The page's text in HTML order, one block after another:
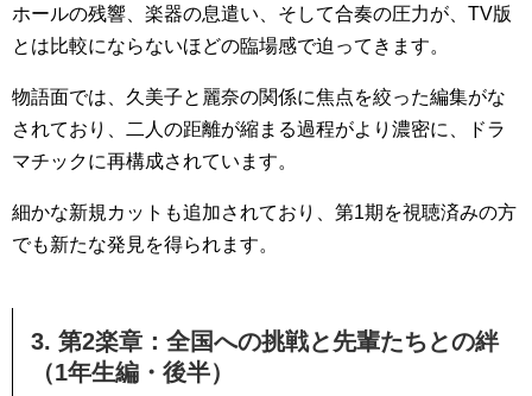
ホールの残響、楽器の息遣い、そして合奏の圧力が、TV版
とは比較にならないほどの臨場感で迫ってきます。
物語面では、久美子と麗奈の関係に焦点を絞った編集がな
されており、二人の距離が縮まる過程がより濃密に、ドラ
マチックに再構成されています。
細かな新規カットも追加されており、第1期を視聴済みの方
でも新たな発見を得られます。
3. 第2楽章：全国への挑戦と先輩たちとの絆
（1年生編・後半）